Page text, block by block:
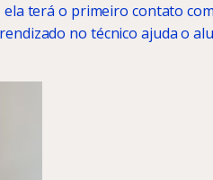
ela terá o primeiro contato
no técnico ajuda o